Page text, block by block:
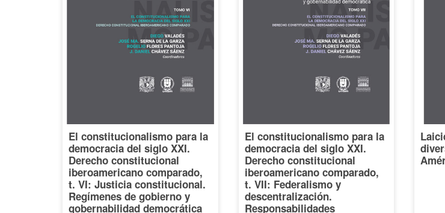
El constitucionalismo para la
democracia del siglo XXI.
Derecho constitucional
iberoamericano comparado,
t. VI: Justicia constitucional.
Regímenes de gobierno y
gobernabilidad democrática
El constitucionalismo para la
democracia del siglo XXI.
Derecho constitucional
iberoamericano comparado,
t. VII: Federalismo y
descentralización.
Responsabilidades